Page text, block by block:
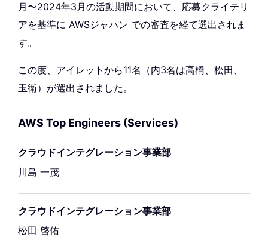
月〜2024年3月の活動期間において、応募クライテリ
アを基準に AWSジャパン での審査を経て選出されま
す。
この度、アイレットから11名（内3名は高橋、松田、
玉衛）が選出されました。
AWS Top Engineers (Services)
クラウドインテグレーション事業部
川島 一茂
クラウドインテグレーション事業部
松田 啓佑